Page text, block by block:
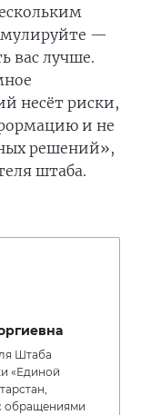
—
вас лучше.
несёт риски,
и не
решений»,
штаба.
Штаба
«Единой
обращениями